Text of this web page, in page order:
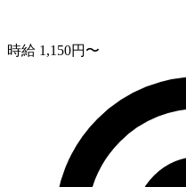
時給 1,150円〜